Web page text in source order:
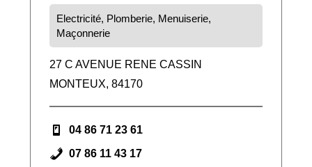
Electricité, Plomberie, Menuiserie,
Maçonnerie
27 C AVENUE RENE CASSIN
MONTEUX, 84170
04 86 71 23 61
07 86 11 43 17